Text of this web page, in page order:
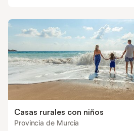
Casas rurales con niños
Provincia de Murcia